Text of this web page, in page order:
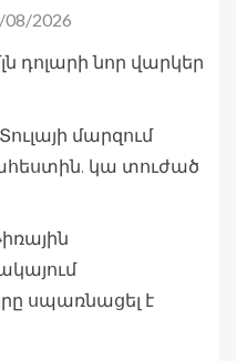
08/2026
դոլարի նոր վարկեր
մարզում
կա տուժած
սպառնացել է